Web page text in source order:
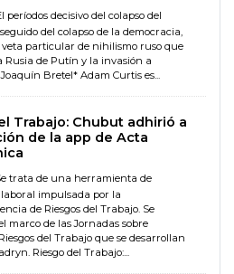
períodos decisivo del colapso del
del colapso de la democracia,
particular de nihilismo ruso que
Rusia de Putín y la invasión a
Bretel* Adam Curtis es...
Trabajo: Chubut adhirió a
de la app de Acta
trata de una herramienta de
impulsada por la
de Riesgos del Trabajo. Se
marco de las Jornadas sobre
del Trabajo que se desarrollan
Riesgo del Trabajo:...